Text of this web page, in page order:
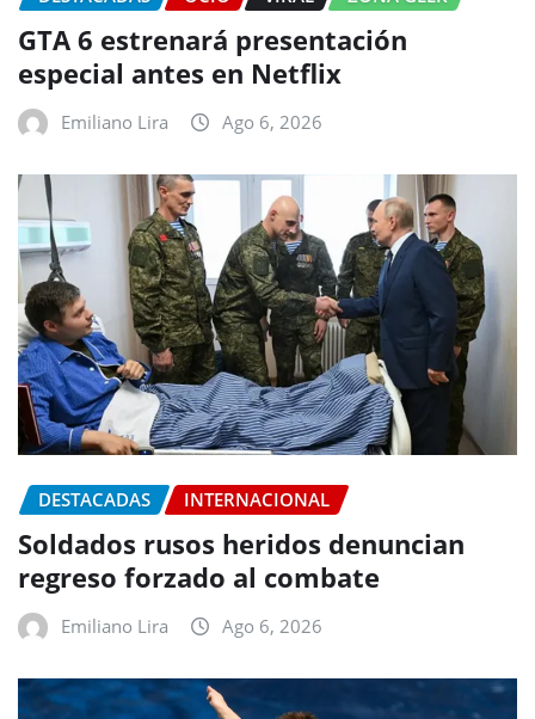
GTA 6 estrenará presentación
especial antes en Netflix
Emiliano Lira Ago 6, 2026
DESTACADAS INTERNACIONAL
Soldados rusos heridos denuncian
regreso forzado al combate
Emiliano Lira Ago 6, 2026